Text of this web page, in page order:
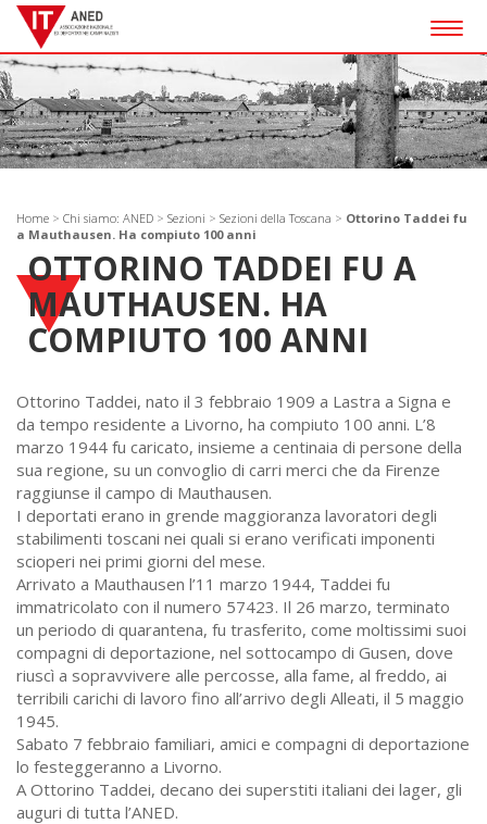
Home > Chi siamo: ANED > Sezioni > Sezioni della Toscana > Ottorino Taddei fu
a Mauthausen. Ha compiuto 100 anni
OTTORINO TADDEI FU A
MAUTHAUSEN. HA
COMPIUTO 100 ANNI
Ottorino Taddei, nato il 3 febbraio 1909 a Lastra a Signa e
da tempo residente a Livorno, ha compiuto 100 anni. L’8
marzo 1944 fu caricato, insieme a centinaia di persone della
sua regione, su un convoglio di carri merci che da Firenze
raggiunse il campo di Mauthausen.
I deportati erano in grende maggioranza lavoratori degli
stabilimenti toscani nei quali si erano verificati imponenti
scioperi nei primi giorni del mese.
Arrivato a Mauthausen l’11 marzo 1944, Taddei fu
immatricolato con il numero 57423. Il 26 marzo, terminato
un periodo di quarantena, fu trasferito, come moltissimi suoi
compagni di deportazione, nel sottocampo di Gusen, dove
riuscì a sopravvivere alle percosse, alla fame, al freddo, ai
terribili carichi di lavoro fino all’arrivo degli Alleati, il 5 maggio
1945.
Sabato 7 febbraio familiari, amici e compagni di deportazione
lo festeggeranno a Livorno.
A Ottorino Taddei, decano dei superstiti italiani dei lager, gli
auguri di tutta l’ANED.